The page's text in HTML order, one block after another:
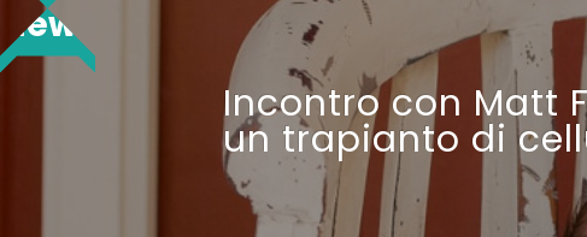
Incontro con Matt
un trapianto di
News